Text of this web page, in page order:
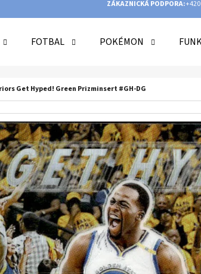
ZÁKAZNICKÁ PODPORA:
FOTBAL POKÉMON
Get Hyped! Green Prizminsert #GH-DG
HLEDAT